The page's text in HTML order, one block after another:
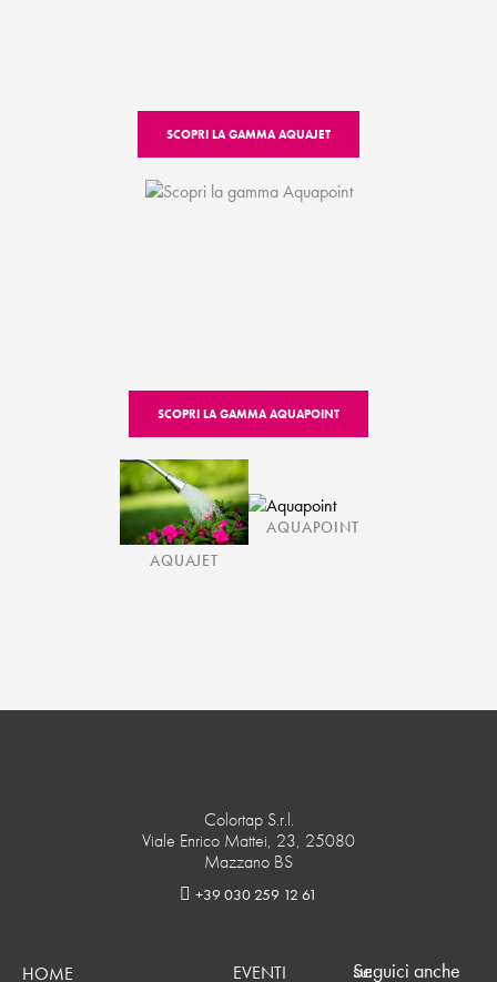
SCOPRI LA GAMMA AQUAJET
SCOPRI LA GAMMA AQUAPOINT
AQUAJET
AQUAPOINT
Colortap S.r.l.
Viale Enrico Mattei, 23, 25080
Mazzano BS
+39 030 259 12 61
HOME EVENTI Seguici anche su: